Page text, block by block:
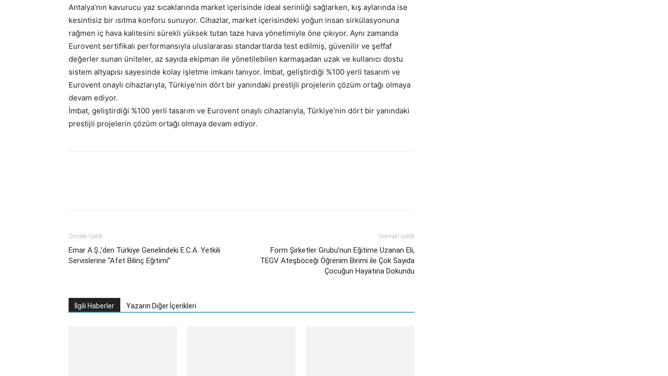
Antalya’nın kavurucu yaz sıcaklarında market içerisinde ideal serinliği sağlarken, kış aylarında ise
kesintisiz bir ısıtma konforu sunuyor. Cihazlar, market içerisindeki yoğun insan sirkülasyonuna
rağmen iç hava kalitesini sürekli yüksek tutan taze hava yönetimiyle öne çıkıyor. Aynı zamanda
Eurovent sertifikalı performansıyla uluslararası standartlarda test edilmiş, güvenilir ve şeffaf
değerler sunan üniteler, az sayıda ekipman ile yönetilebilen karmaşadan uzak ve kullanıcı dostu
sistem altyapısı sayesinde kolay işletme imkanı tanıyor. İmbat, geliştirdiği %100 yerli tasarım ve
Eurovent onaylı cihazlarıyla, Türkiye’nin dört bir yanındaki prestijli projelerin çözüm ortağı olmaya
devam ediyor.
İmbat, geliştirdiği %100 yerli tasarım ve Eurovent onaylı cihazlarıyla, Türkiye’nin dört bir yanındaki
prestijli projelerin çözüm ortağı olmaya devam ediyor.
Önceki İçerik
Emar A.Ş.,’den Türkiye Genelindeki E.C.A. Yetkili
Servislerine “Afet Bilinç Eğitimi”
Sonraki İçerik
Form Şirketler Grubu’nun Eğitime Uzanan Eli,
TEGV Ateşböceği Öğrenim Birimi ile Çok Sayıda
Çocuğun Hayatına Dokundu
İlgili Haberler Yazarın Diğer İçerikleri